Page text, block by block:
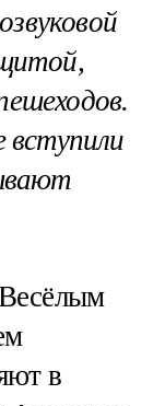
вступили
в